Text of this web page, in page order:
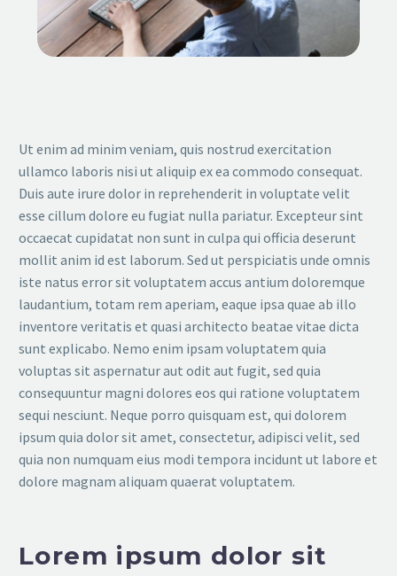
Ut enim ad minim veniam, quis nostrud exercitation
ullamco laboris nisi ut aliquip ex ea commodo consequat.
Duis aute irure dolor in reprehenderit in voluptate velit
esse cillum dolore eu fugiat nulla pariatur. Excepteur sint
occaecat cupidatat non sunt in culpa qui officia deserunt
mollit anim id est laborum. Sed ut perspiciatis unde omnis
iste natus error sit voluptatem accus antium doloremque
laudantium, totam rem aperiam, eaque ipsa quae ab illo
inventore veritatis et quasi architecto beatae vitae dicta
sunt explicabo. Nemo enim ipsam voluptatem quia
voluptas sit aspernatur aut odit aut fugit, sed quia
consequuntur magni dolores eos qui ratione voluptatem
sequi nesciunt. Neque porro quisquam est, qui dolorem
ipsum quia dolor sit amet, consectetur, adipisci velit, sed
quia non numquam eius modi tempora incidunt ut labore et
dolore magnam aliquam quaerat voluptatem.
Lorem ipsum dolor sit